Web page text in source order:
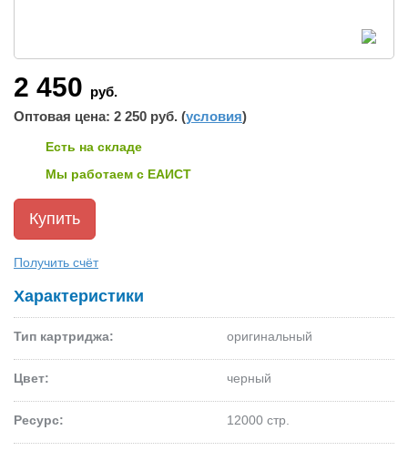
2 450 руб.
Оптовая цена: 2 250 руб. (условия)
Есть на складе
Мы работаем с ЕАИСТ
Получить счёт
Характеристики
Тип картриджа: оригинальный
Цвет: черный
Ресурс: 12000 стр.